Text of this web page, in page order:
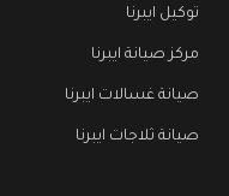
توكيل ايبرنا
مركز صيانة ايبرنا
صيانة غسالات ايبرنا
صيانة ثلاجات ايبرنا